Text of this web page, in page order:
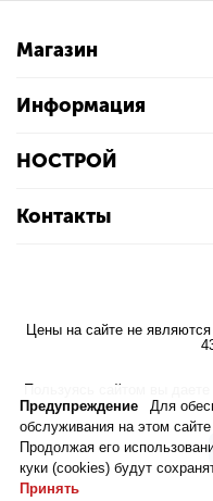
Предупреждение
Для
обслуживания на этом
Продолжая его
куки (cookies) будут
Принять
Магазин
Информация
НОСТРОЙ
Контакты
Цены на сайте не
Пользуясь сайтом вы даете